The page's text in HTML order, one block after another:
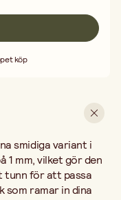
projekt. Använd
till kalashattar eller för
många personliga
köp
smidiga variant i
1 mm, vilket gör den
tunn för att passa
ramar in dina